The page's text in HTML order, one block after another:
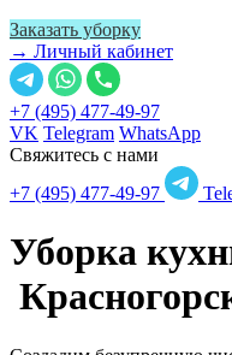
Заказать уборку
→ Личный кабинет
+7 (495) 477-49-97
VK Telegram WhatsApp
Свяжитесь с нами
+7 (495) 477-49-97
Уборка